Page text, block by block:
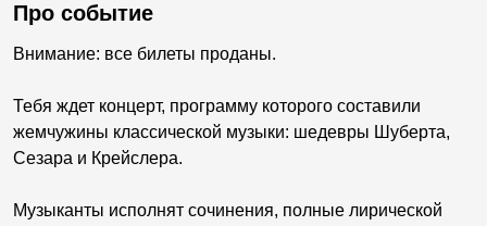
Про событие
Внимание: все билеты проданы.
Тебя ждет концерт, программу которого составили
жемчужины классической музыки: шедевры Шуберта,
Сезара и Крейслера.
Музыканты исполнят сочинения, полные лирической